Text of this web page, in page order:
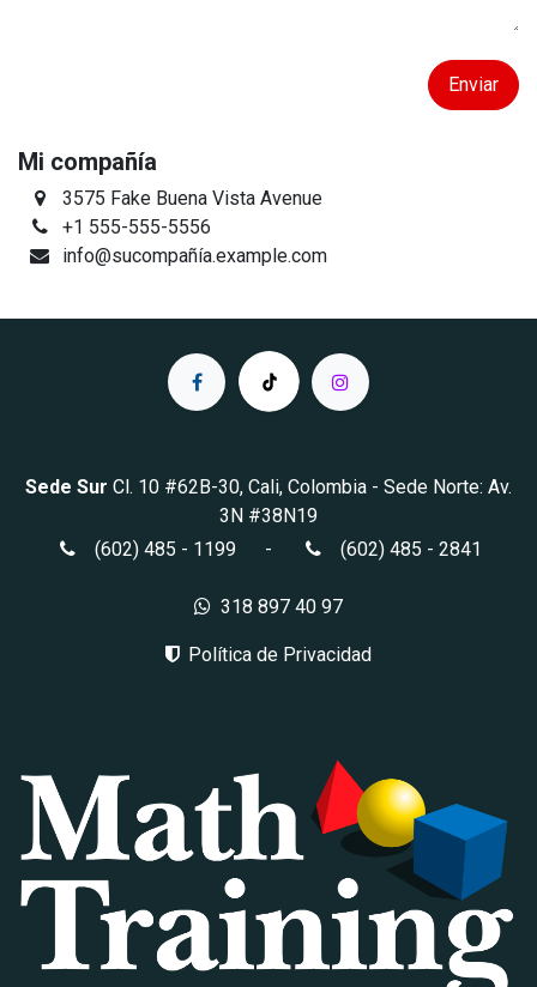
Enviar
Mi compañía
3575 Fake Buena Vista Avenue
+1 555-555-5556
info@sucompañía.example.com
Sede Sur Cl. 10 #62B-30, Cali, Colombia - Sede Norte: Av.
3N #38N19
(602) 485 - 1199 - (602) 485 - 2841
318 897 40 97
Política de Privacidad